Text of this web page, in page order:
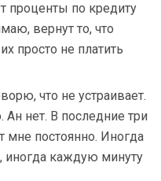
проценты по кредиту
вернут то, что
просто не платить
что не устраивает.
нет. В последние три
мне постоянно. Иногда
иногда каждую минуту